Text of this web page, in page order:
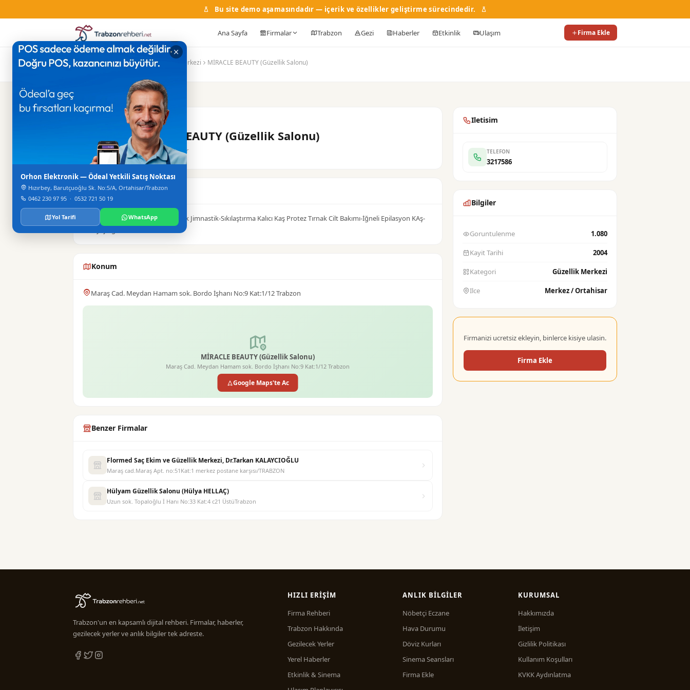
Bu site demo aşamasındadır — içerik ve özellikler geliştirme sürecindedir.
Ana Sayfa Firmalar Trabzon Gezi Haberler Etkinlik Ulaşım Firma Ekle
Ana Sayfa Firma Rehberi Güzellik Merkezi MİRACLE BEAUTY (Güzellik Salonu)
GÜZELLIK MERKEZI
MİRACLE BEAUTY (Güzellik Salonu)
Merkez / Ortahisar
Hakkinda
Vakumla Bölgesel zayıflama PAsifik Jimnastik-Sıkılaştırma Kalıcı Kaş Protez Tırnak Cilt Bakımı-İğneli Epilasyon KAş-
Konum
Maraş Cad. Meydan Hamam sok. Bordo İşhanı No:9 Kat:1/12 Trabzon
MİRACLE BEAUTY (Güzellik Salonu)
Maraş Cad. Meydan Hamam sok. Bordo İşhanı No:9 Kat:1/12 Trabzon
Google Maps'te Ac
Benzer Firmalar
Flormed Saç Ekim ve Güzellik Merkezi, Dr.Tarkan KALAYCIOĞLU
Maraş cad.Maraş Apt. no:51Kat:1 merkez postane karşısı/TRABZON
Hülyam Güzellik Salonu (Hülya HELLAÇ)
Uzun sok. Topaloğlu İ Hanı No:33 Kat:4 c21 ÜstüTrabzon
Iletisim
TELEFON
3217586
Bilgiler
Goruntulenme 1.080
Kayit Tarihi 2004
Kategori Güzellik Merkezi
Ilce Merkez / Ortahisar
Firmanizi ucretsiz ekleyin, binlerce kisiye ulasin.
Firma Ekle
Trabzon'un en kapsamlı dijital rehberi. Firmalar, haberler,
gezilecek yerler ve anlık bilgiler tek adreste.
HIZLI ERIŞIM
Firma Rehberi
Trabzon Hakkında
Gezilecek Yerler
Yerel Haberler
Etkinlik & Sinema
ANLIK BILGILER
Nöbetçi Eczane
Hava Durumu
Döviz Kurları
Sinema Seansları
Firma Ekle
KURUMSAL
Hakkımızda
İletişim
Gizlilik Politikası
Kullanım Koşulları
KVKK Aydınlatma
Orhon Elektronik — Ödeal Yetkili Satış Noktası
Hızırbey, Barutçuoğlu Sk. No:5/A, Ortahisar/Trabzon
0462 230 97 95 · 0532 721 50 19
Yol Tarifi WhatsApp